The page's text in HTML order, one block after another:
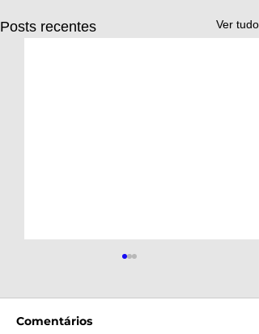
Posts recentes Ver tudo
Comentários